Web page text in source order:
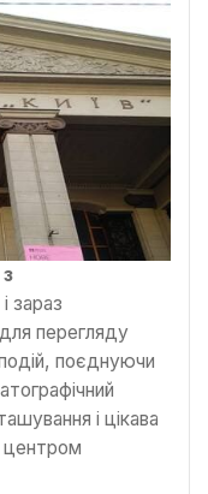
і зараз
перегляду
поєднуючи
і цікава
центром